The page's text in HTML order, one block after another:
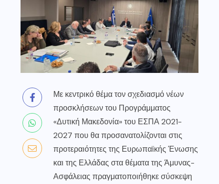
Με κεντρικό θέμα τον σχεδιασμό νέων
προσκλήσεων του Προγράμματος
«Δυτική Μακεδονία» του ΕΣΠΑ 2021-
2027 που θα προσανατολίζονται στις
προτεραιότητες της Ευρωπαϊκής Ένωσης
και της Ελλάδας στα θέματα της Άμυνας-
Ασφάλειας πραγματοποιήθηκε σύσκεψη